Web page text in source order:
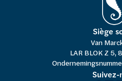
Siège
Van
LAR BLOK Z 5,
Suivez-